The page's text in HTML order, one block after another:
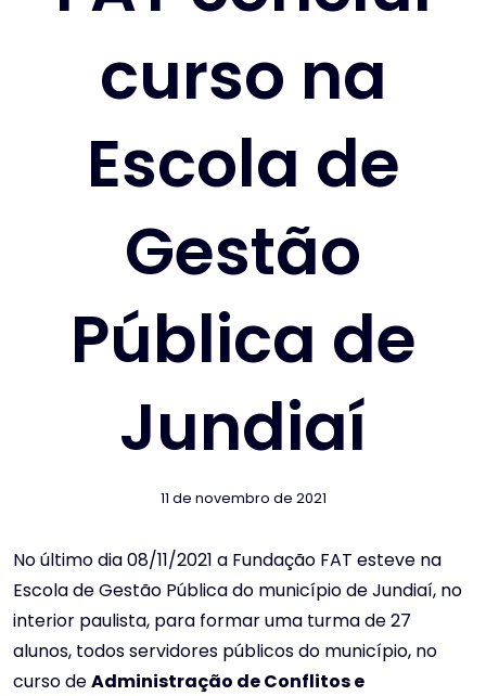
curso na
Escola de
Gestão
Pública de
Jundiaí
11 de novembro de 2021
No último dia 08/11/2021 a Fundação FAT esteve na
Escola de Gestão Pública do município de Jundiaí, no
interior paulista, para formar uma turma de 27
alunos, todos servidores públicos do município, no
curso deAdministração de Conflitos e